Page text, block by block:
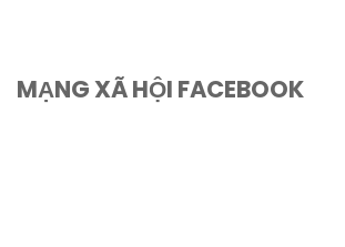
MẠNG XÃ HỘI FACEBOOK